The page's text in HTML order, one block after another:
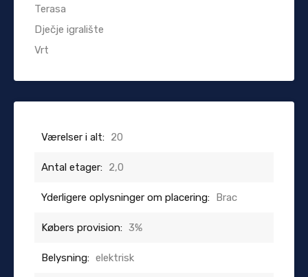
Terasa
Dječje igralište
Vrt
Værelser i alt: 20
Antal etager: 2,0
Yderligere oplysninger om placering: Brac
Købers provision: 3%
Belysning: elektrisk